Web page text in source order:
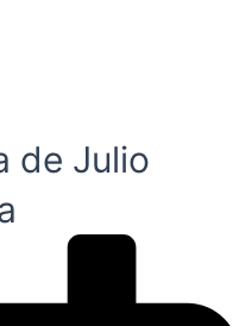
de Julio